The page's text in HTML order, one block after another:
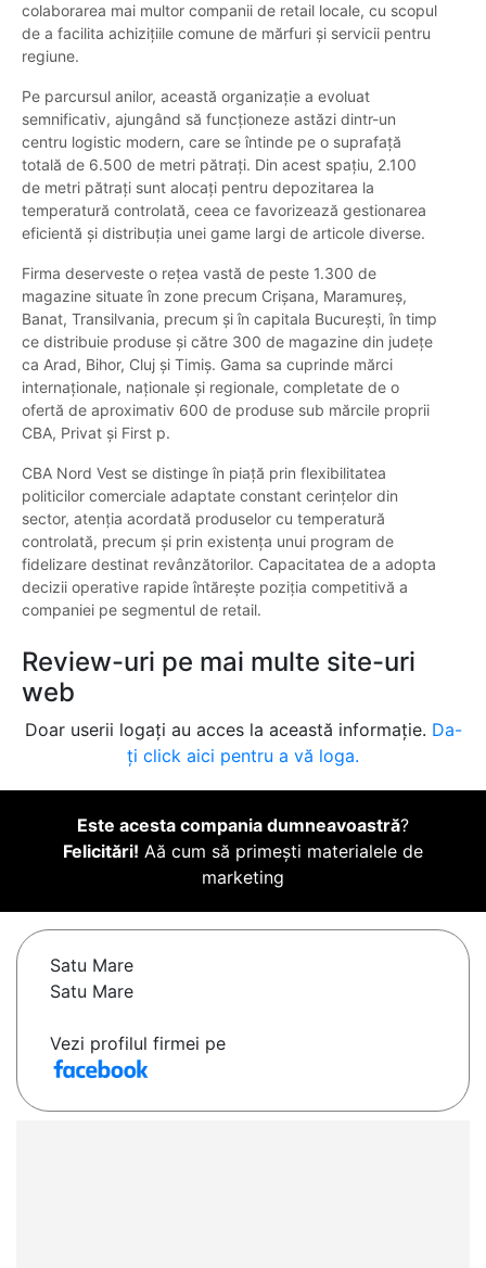
colaborarea mai multor companii de retail locale, cu scopul
de a facilita achizițiile comune de mărfuri și servicii pentru
regiune.
Pe parcursul anilor, această organizație a evoluat
semnificativ, ajungând să funcționeze astăzi dintr-un
centru logistic modern, care se întinde pe o suprafață
totală de 6.500 de metri pătrați. Din acest spațiu, 2.100
de metri pătrați sunt alocați pentru depozitarea la
temperatură controlată, ceea ce favorizează gestionarea
eficientă și distribuția unei game largi de articole diverse.
Firma deserveste o rețea vastă de peste 1.300 de
magazine situate în zone precum Crișana, Maramureș,
Banat, Transilvania, precum și în capitala București, în timp
ce distribuie produse și către 300 de magazine din județe
ca Arad, Bihor, Cluj și Timiș. Gama sa cuprinde mărci
internaționale, naționale și regionale, completate de o
ofertă de aproximativ 600 de produse sub mărcile proprii
CBA, Privat și First p.
CBA Nord Vest se distinge în piață prin flexibilitatea
politicilor comerciale adaptate constant cerințelor din
sector, atenția acordată produselor cu temperatură
controlată, precum și prin existența unui program de
fidelizare destinat revânzătorilor. Capacitatea de a adopta
decizii operative rapide întărește poziția competitivă a
companiei pe segmentul de retail.
Review-uri pe mai multe site-uri
web
Doar userii logați au acces la această informație. Da-
ți click aici pentru a vă loga.
Este acesta compania dumneavoastră?
Felicitări! Aă cum să primești materialele de
marketing
Satu Mare
Satu Mare
Vezi profilul firmei pe